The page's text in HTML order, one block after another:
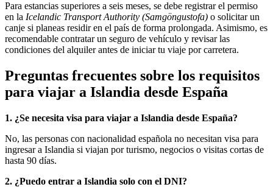
Para estancias superiores a seis meses, se debe registrar el permiso
en la Icelandic Transport Authority (Samgöngustofa) o solicitar un
canje si planeas residir en el país de forma prolongada. Asimismo, es
recomendable contratar un seguro de vehículo y revisar las
condiciones del alquiler antes de iniciar tu viaje por carretera.
Preguntas frecuentes sobre los requisitos
para viajar a Islandia desde España
1. ¿Se necesita visa para viajar a Islandia desde España?
No, las personas con nacionalidad española no necesitan visa para
ingresar a Islandia si viajan por turismo, negocios o visitas cortas de
hasta 90 días.
2. ¿Puedo entrar a Islandia solo con el DNI?